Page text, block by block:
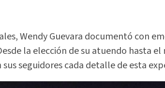
Wendy Guevara documentó con
la elección de su atuendo hasta
seguidores cada detalle de esta